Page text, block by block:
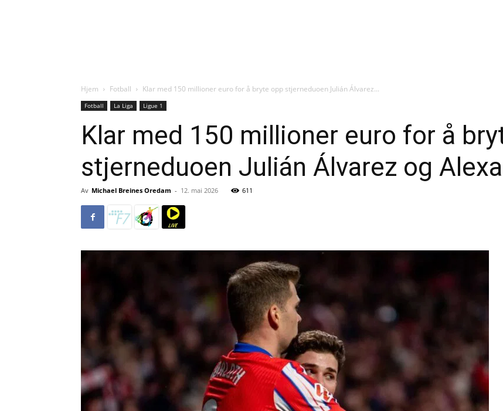
Hjem Fotball Klar med 150 millioner euro for å bryte opp stjerneduoen Julián Álvarez...
Fotball La Liga Ligue 1
Klar med 150 millioner euro for å
stjerneduoen Julián Álvarez og
Av Michael Breines Oredam - 12. mai 2026 611